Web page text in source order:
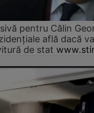
pentru Călin
află dacă
de stat